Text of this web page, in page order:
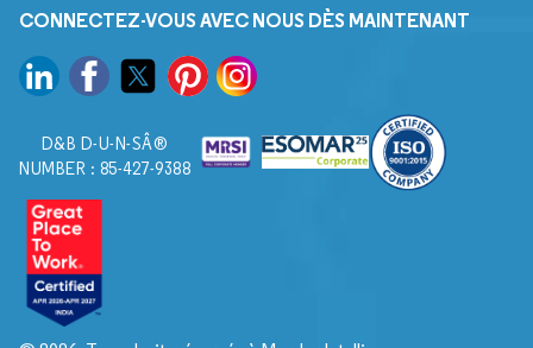
CONNECTEZ-VOUS AVEC NOUS DÈS MAINTENANT
D&B D-U-N-SÂ®
NUMBER : 85-427-9388